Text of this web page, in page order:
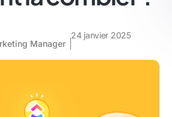
Manager
24 janvier 2025